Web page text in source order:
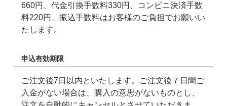
660円、代金引換手数料330円、コンビニ決済手数
料220円、振込手数料はお客様のご負担でお願いい
たします。
申込有効期限
ご注文後7日以内といたします。ご注文後７日間ご
入金がない場合は、購入の意思がないものとし、